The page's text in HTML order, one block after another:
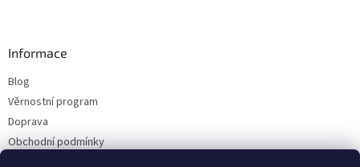
Informace
Blog
Věrnostní program
Doprava
Obchodní podmínky